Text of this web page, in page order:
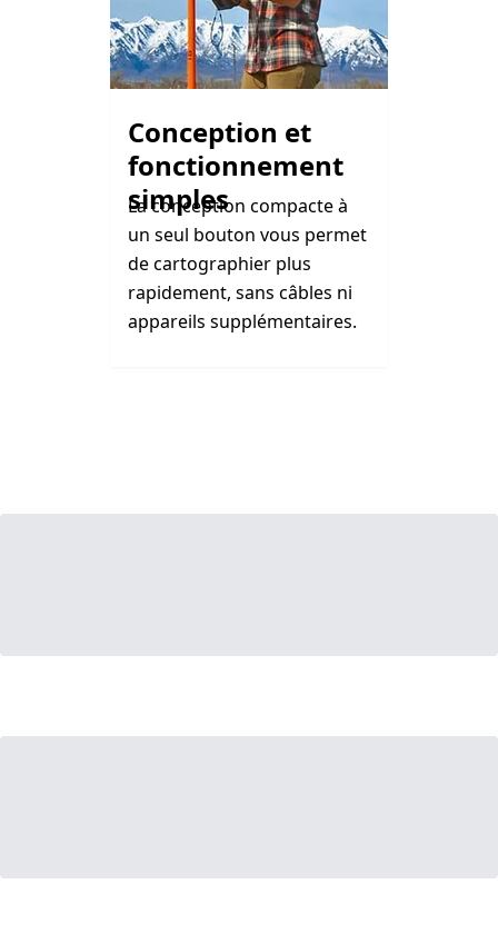
Conception et
fonctionnement
simples
La conception compacte à
un seul bouton vous permet
de cartographier plus
rapidement, sans câbles ni
appareils supplémentaires.